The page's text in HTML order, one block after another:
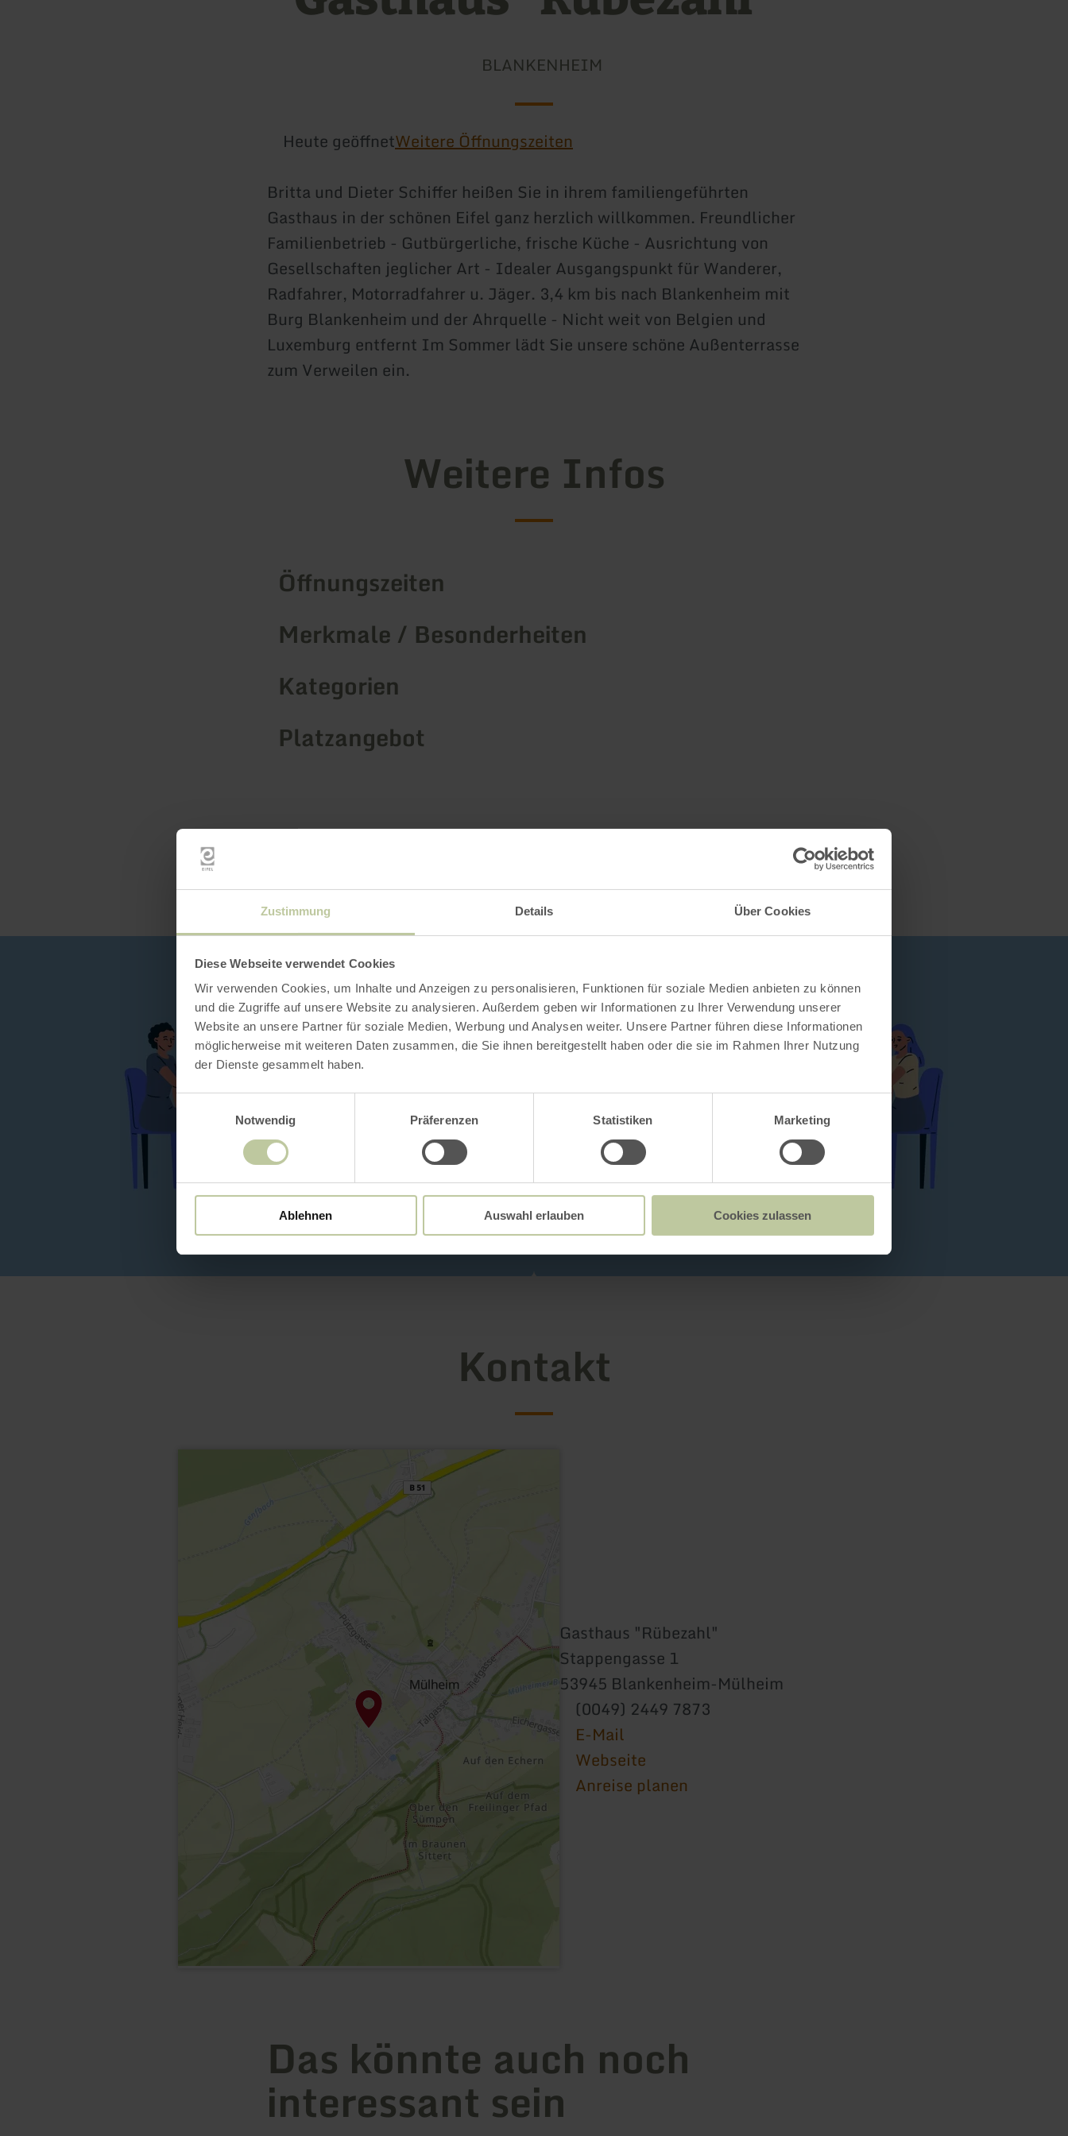
Zustimmung Details Über Cookies
Diese Webseite verwendet Cookies
Wir verwenden Cookies, um Inhalte und Anzeigen zu personalisieren, Funktionen für soziale Medien anbieten zu können
und die Zugriffe auf unsere Website zu analysieren. Außerdem geben wir Informationen zu Ihrer Verwendung unserer
Website an unsere Partner für soziale Medien, Werbung und Analysen weiter. Unsere Partner führen diese Informationen
möglicherweise mit weiteren Daten zusammen, die Sie ihnen bereitgestellt haben oder die sie im Rahmen Ihrer Nutzung
der Dienste gesammelt haben.
Notwendig
Präferenzen Statistiken Marketing
Ablehnen Auswahl erlauben Cookies zulassen
BLANKENHEIM
Heute geöffnetWeitere Öffnungszeiten
Britta und Dieter Schiffer heißen Sie in ihrem familiengeführten
Gasthaus in der schönen Eifel ganz herzlich willkommen. Freundlicher
Familienbetrieb - Gutbürgerliche, frische Küche - Ausrichtung von
Gesellschaften jeglicher Art - Idealer Ausgangspunkt für Wanderer,
Radfahrer, Motorradfahrer u. Jäger. 3,4 km bis nach Blankenheim mit
Burg Blankenheim und der Ahrquelle - Nicht weit von Belgien und
Luxemburg entfernt Im Sommer lädt Sie unsere schöne Außenterrasse
zum Verweilen ein.
Weitere Infos
Öffnungszeiten
Merkmale / Besonderheiten
Kategorien
Platzangebot
Kontakt
Gasthaus "Rübezahl"
Stappengasse 1
53945 Blankenheim-Mülheim
(0049) 2449 7873
E-Mail
Webseite
Anreise planen
Das könnte auch noch
interessant sein